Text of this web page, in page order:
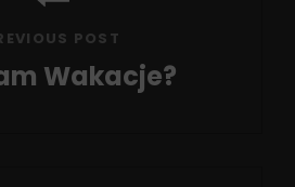
POST
Wakacje?